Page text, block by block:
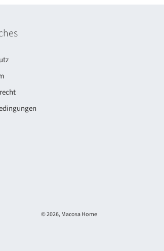
© 2026,Macosa Home